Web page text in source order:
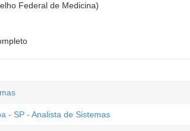
Federal de Medicina)
- SP - Analista de Sistemas